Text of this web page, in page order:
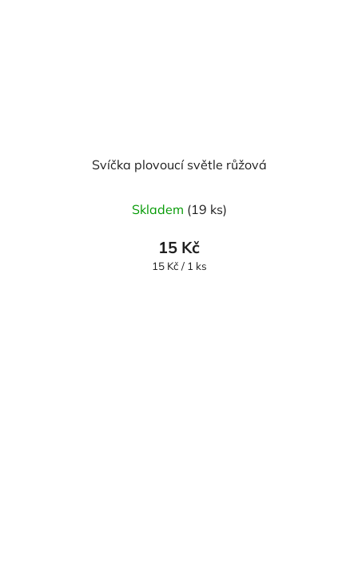
Svíčka plovoucí světle růžová
hodnocení
produktu
je
Skladem (19 ks)
15 Kč
Měrná
15 Kč / 1 ks